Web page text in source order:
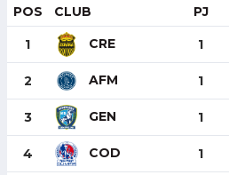
POS CLUB PJ
1 CRE 1
2 AFM 1
3 GEN 1
4 COD 1